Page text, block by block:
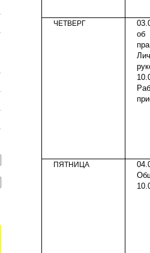
ЧЕТВЕРГ
об
ПЯТНИЦА